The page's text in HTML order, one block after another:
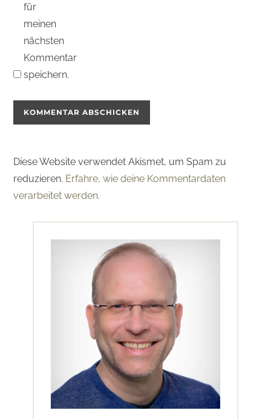
für
meinen
nächsten
Kommentar
speichern.
Diese Website verwendet Akismet, um Spam zu
reduzieren. Erfahre, wie deine Kommentardaten
verarbeitet werden.